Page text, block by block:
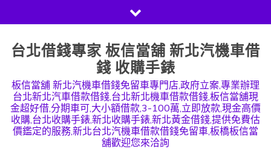
to
content
台北借錢專家 板信當舖 新北汽機車借
錢 收購手錶
板信當舖 新北汽機車借錢免留車專門店,政府立案,專業辦理
台北新北汽車借款借錢,台北新北機車借款借錢,板信當舖現
金超好借,分期車可,大小額借款,3-100萬,立即放款,現金高價
收購,台北收購手錶,新北收購手錶,新北黃金借錢,提供免費估
價鑑定的服務,新北台北汽機車借款借錢免留車,板橋板信當
舖歡迎您來洽詢